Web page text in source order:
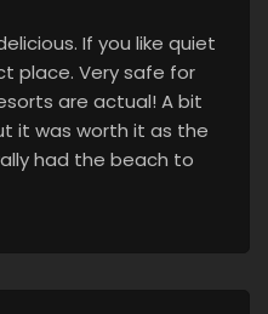
If you like quiet
place. Very safe for
are actual! A bit
it was worth it as the
had the beach to